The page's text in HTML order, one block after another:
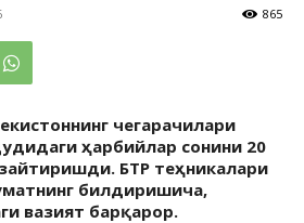
865
чегарачилари
ҳарбийлар сонини 20
БТР теҳникалари
билдиришича,
вазият барқарор.